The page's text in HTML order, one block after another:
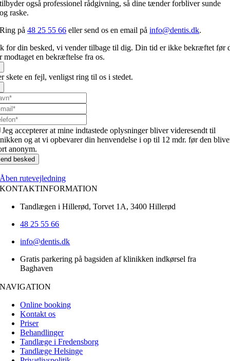
tilbyder også professionel rådgivning, så dine tænder forbliver sunde
og raske.
Ring på48 25 55 66 eller send os en email påinfo@dentis.dk.
for din besked, vi vender tilbage til dig. Din tid er ikke bekræftet før
modtaget en bekræftelse fra os.
skete en fejl, venligst ring til os i stedet.
Jeg accepterer at mine indtastede oplysninger bliver videresendt til
og at vi opbevarer din henvendelse i op til 12 mdr. før den
anonym.
besked
Åben rutevejledning
KONTAKTINFORMATION
Tandlægen i Hillerød, Torvet 1A, 3400 Hillerød
48 25 55 66
info@dentis.dk
Gratis parkering på bagsiden af klinikken indkørsel fra
Baghaven
NAVIGATION
Online booking
Kontakt os
Priser
Behandlinger
Tandlæge i Fredensborg
Tandlæge Helsinge